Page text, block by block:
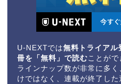
U-NEXTでは無料トライアル
冊を「無料」で読むことがで
ラインナップ数が非常に多
けではなく、連載が終了し